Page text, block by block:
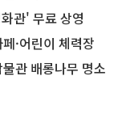
관' 무료 상영
·어린이 체력장
관 배롱나무 명소